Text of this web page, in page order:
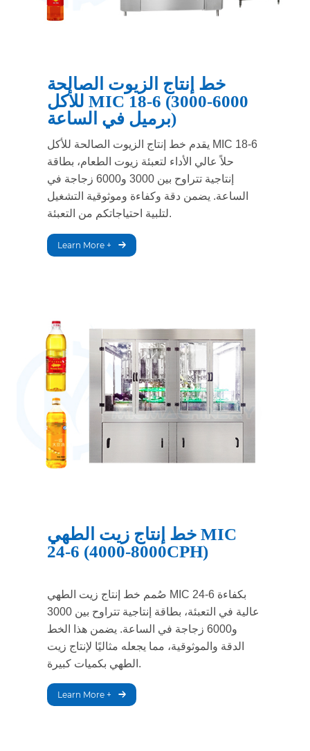
خط إنتاج الزيوت الصالحة
للأكل MIC 18-6 (3000-6000
برميل في الساعة)
يقدم خط إنتاج الزيوت الصالحة للأكل MIC 18-6
حلاً عالي الأداء لتعبئة زيوت الطعام، بطاقة
إنتاجية تتراوح بين 3000 و6000 زجاجة في
الساعة. يضمن دقة وكفاءة وموثوقية التشغيل
لتلبية احتياجاتكم من التعبئة.
Learn More +
خط إنتاج زيت الطهي MIC
24-6 (4000-8000CPH)
صُمم خط إنتاج زيت الطهي MIC 24-6 بكفاءة
عالية في التعبئة، بطاقة إنتاجية تتراوح بين 3000
و6000 زجاجة في الساعة. يضمن هذا الخط
الدقة والموثوقية، مما يجعله مثاليًا لإنتاج زيت
الطهي بكميات كبيرة.
Learn More +